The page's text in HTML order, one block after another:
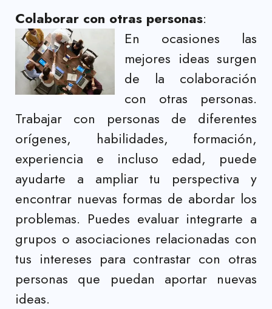
Colaborar con otras personas:
En ocasiones las
mejores ideas surgen
de la colaboración
con otras personas.
Trabajar con personas de diferentes
orígenes, habilidades, formación,
experiencia e incluso edad, puede
ayudarte a ampliar tu perspectiva y
encontrar nuevas formas de abordar los
problemas. Puedes evaluar integrarte a
grupos o asociaciones relacionadas con
tus intereses para contrastar con otras
personas que puedan aportar nuevas
ideas.